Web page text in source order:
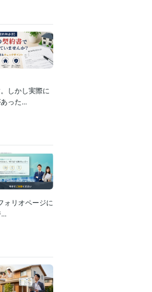
しかし実際に
った...
ォリオページに